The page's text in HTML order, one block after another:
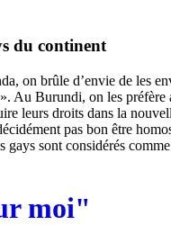
du continent
on brûle d’envie de les
Au Burundi, on les préfère
leurs droits dans la
pas bon être
sont considérés
moi"